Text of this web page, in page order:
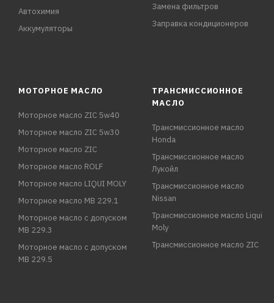
Автохимия
Аккумуляторы
Замена фильтров
Заправка кондиционеров
МОТОРНОЕ МАСЛО
Моторное масло ZIC 5w40
Моторное масло ZIC 5w30
Моторное масло ZIC
Моторное масло ROLF
Моторное масло LIQUI MOLY
Моторное масло MB 229.1
Моторное масло с допуском
MB 229.3
Моторное масло с допуском
MB 229.5
ТРАНСМИССИОННОЕ
МАСЛО
Трансмиссионное масло
Honda
Трансмиссионное масло
Лукойл
Трансмиссионное масло
Nissan
Трансмиссионное масло Liqui
Moly
Трансмиссионное масло ZIC